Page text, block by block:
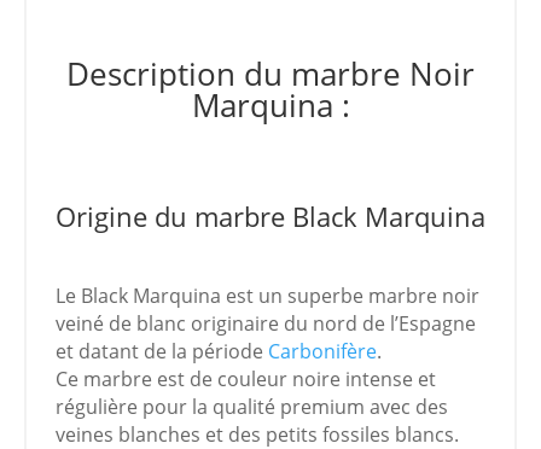
Description du marbre Noir
Marquina :
Origine du marbre Black Marquina
Le Black Marquina est un superbe marbre noir
veiné de blanc originaire du nord de l’Espagne
et datant de la période Carbonifère.
Ce marbre est de couleur noire intense et
régulière pour la qualité premium avec des
veines blanches et des petits fossiles blancs.